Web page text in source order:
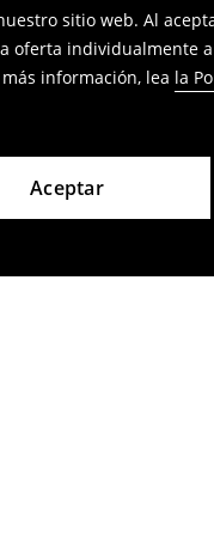
sitio web. Al
individualmente
información, lea la
Aceptar